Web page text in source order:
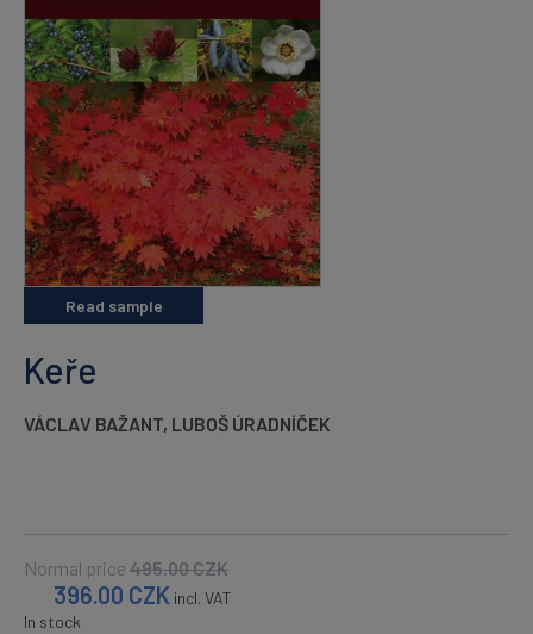
Keře
VÁCLAV BAŽANT, LUBOŠ ÚRADNÍČEK
Normal price 495.00CZK
396.00 CZK incl. VAT
In stock
Read sample